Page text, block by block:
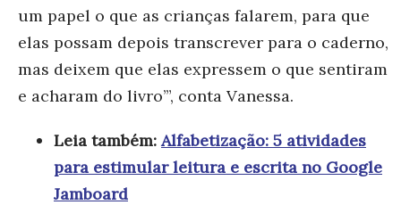
um papel o que as crianças falarem, para que
elas possam depois transcrever para o caderno,
mas deixem que elas expressem o que sentiram
e acharam do livro’”, conta Vanessa.
Leia também: Alfabetização: 5 atividades
para estimular leitura e escrita no Google
Jamboard